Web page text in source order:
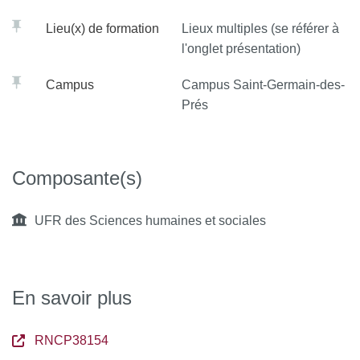
Lieu(x) de formation
Lieux multiples (se référer à
l'onglet présentation)
Campus
Campus Saint-Germain-des-
Prés
Composante(s)
UFR des Sciences humaines et sociales
En savoir plus
RNCP38154